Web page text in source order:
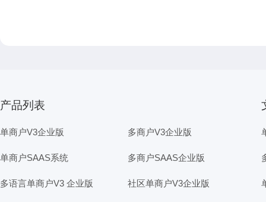
产品列表
单商户V3企业版 多商户V3企业版
单商户SAAS系统 多商户SAAS企业版
多语言单商户V3 企业版 社区单商户V3企业版